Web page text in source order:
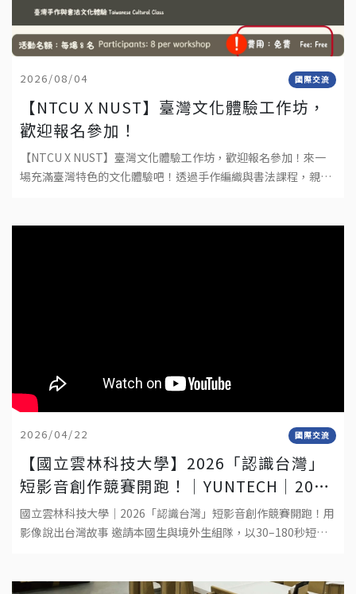
2026/08/04 國際交流
【NTCU X NUST】臺灣文化體驗工作坊，
歡迎報名參加！
【NTCU X NUST】臺灣文化體驗工作坊，歡迎報名參加！來一
場充滿臺灣特色的文化體驗吧！透過手作編織與書法課程，親手
2026/04/22 國際交流
【國立雲林科技大學】2026「認識台灣」
短影音創作競賽開跑！│YUNTECH│2026
“DISCOVER TAIWAN” SHORT VIDEO
COMPETITION
國立雲林科技大學｜2026「認識台灣」短影音創作競賽開跑！用
影像說出台灣故事 邀請本國生與境外生組隊，以30–180秒短影